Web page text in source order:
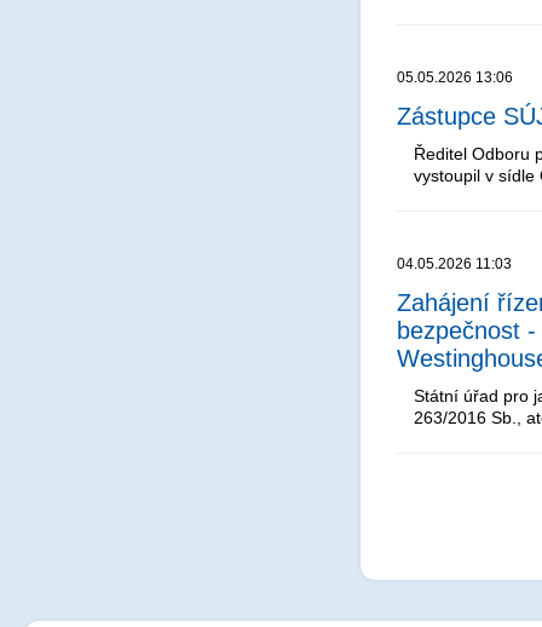
05.05.2026 13:06
Zástupce
Ředitel Odboru
vystoupil v sídle
04.05.2026 11:03
Zahájení
bezpečnost
Státní úřad pro
263/2016 Sb.,